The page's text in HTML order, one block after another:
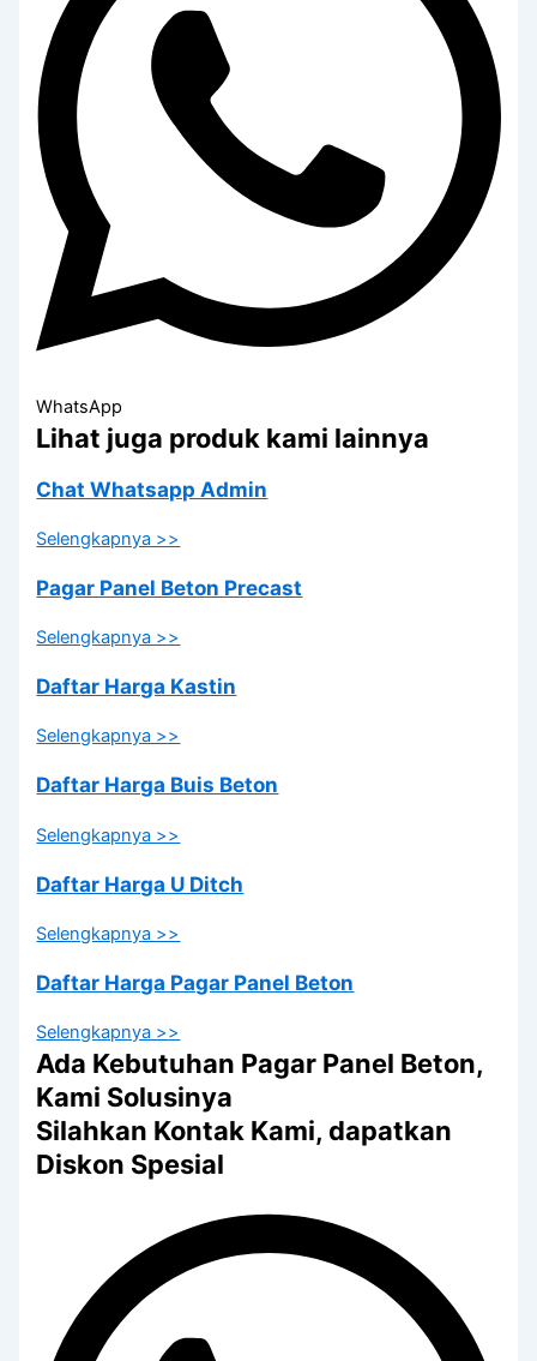
WhatsApp
Lihat juga produk kami lainnya
Chat Whatsapp Admin
Selengkapnya >>
Pagar Panel Beton Precast
Selengkapnya >>
Daftar Harga Kastin
Selengkapnya >>
Daftar Harga Buis Beton
Selengkapnya >>
Daftar Harga U Ditch
Selengkapnya >>
Daftar Harga Pagar Panel Beton
Selengkapnya >>
Ada Kebutuhan Pagar Panel Beton,
Kami Solusinya
Silahkan Kontak Kami, dapatkan
Diskon Spesial